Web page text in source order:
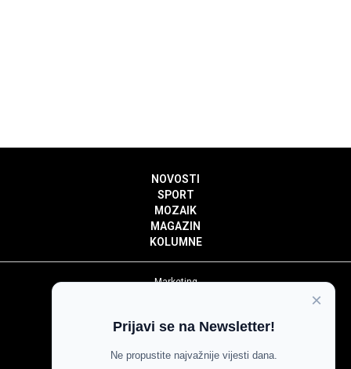
NOVOSTI
SPORT
MOZAIK
MAGAZIN
KOLUMNE
Marketing
Impressum
Pravila komentiranja
×
Prijavi se na Newsletter!
Ne propustite najvažnije vijesti dana.